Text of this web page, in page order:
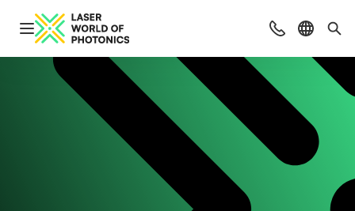
Navigation öffnen Beratung &
Sprache